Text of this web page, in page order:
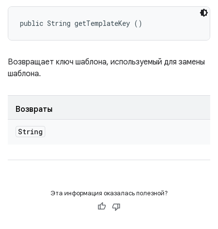
public String getTemplateKey ()
Возвращает ключ шаблона, используемый для замены
шаблона.
Возвраты
String
Эта информация оказалась полезной?